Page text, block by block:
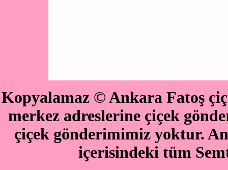
Kopyalamaz © Ankara Fatoş
merkez adreslerine çiçek
çiçek gönderimimiz yoktur.
içerisindeki tüm